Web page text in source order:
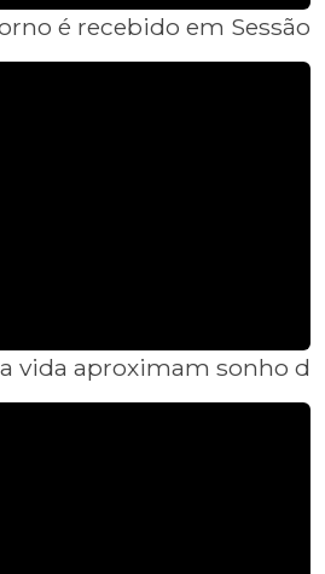
é recebido em Sessão
vida aproximam sonho